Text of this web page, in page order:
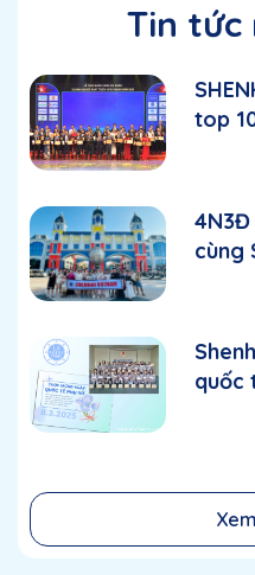
of IC, LED,
inductors,
capacitors,
shielding cover,
fuses, diode,
chip package
components.
Tin tức
top
4N3Đ
cùng
quốc